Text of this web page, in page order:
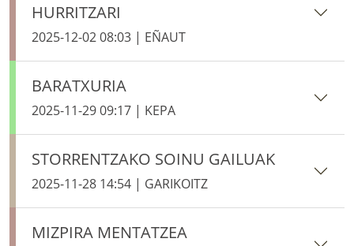
HURRITZARI
2025-12-02 08:03 | EÑAUT
BARATXURIA
2025-11-29 09:17 | KEPA
STORRENTZAKO SOINU GAILUAK
2025-11-28 14:54 | GARIKOITZ
MIZPIRA MENTATZEA